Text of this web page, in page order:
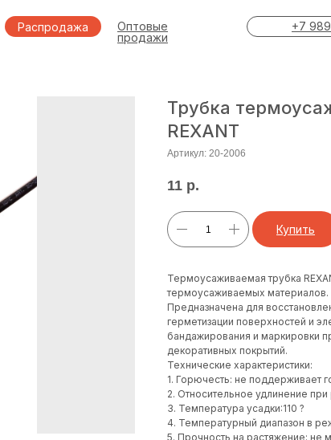
+7
Оптовые
продажи
Распродажа
Трубка
REXANT
Артикул: 20-2006
11 р.
Купить
Термоусаживаемая трубка
термоусаживаемых материалов.
Предназначена для
герметизации поверхностей и
бандажирования и маркировки
декоративных покрытий.
Технические характеристики:
1. Горючесть: не поддерживает
2. Относительное удлинение
3. Температура усадки:110 ?
4. Температурный диапазон в
5. Прочность на растяжение: не